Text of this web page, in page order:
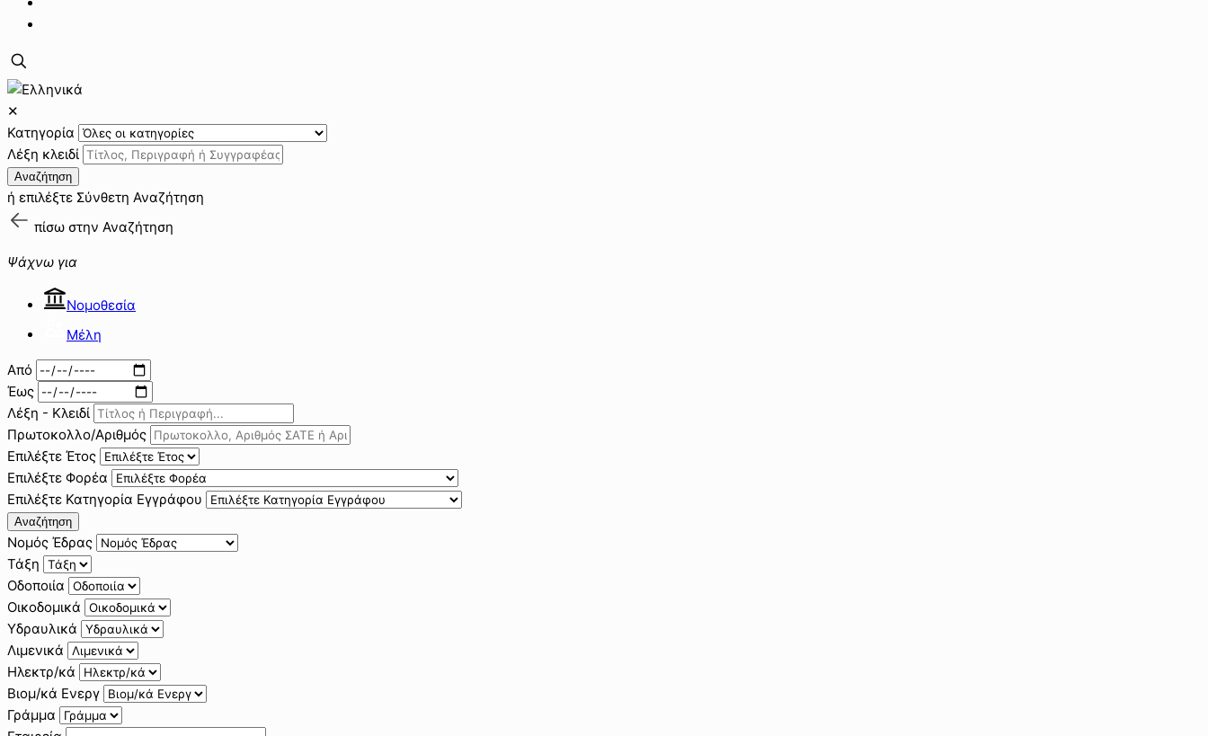
✕
Κατηγορία
Λέξη κλειδί
Αναζήτηση
ή επιλέξτε Σύνθετη Αναζήτηση
πίσω στην Αναζήτηση
Ψάχνω για
Νομοθεσία
Μέλη
Από
Έως
Λέξη - Κλειδί
Πρωτοκολλο/Αριθμός
Επιλέξτε Έτος
Επιλέξτε Φορέα
Επιλέξτε Κατηγορία Εγγράφου
Αναζήτηση
Νομός Έδρας
Τάξη
Οδοποιία
Οικοδομικά
Υδραυλικά
Λιμενικά
Ηλεκτρ/κά
Βιομ/κά Ενεργ
Γράμμα